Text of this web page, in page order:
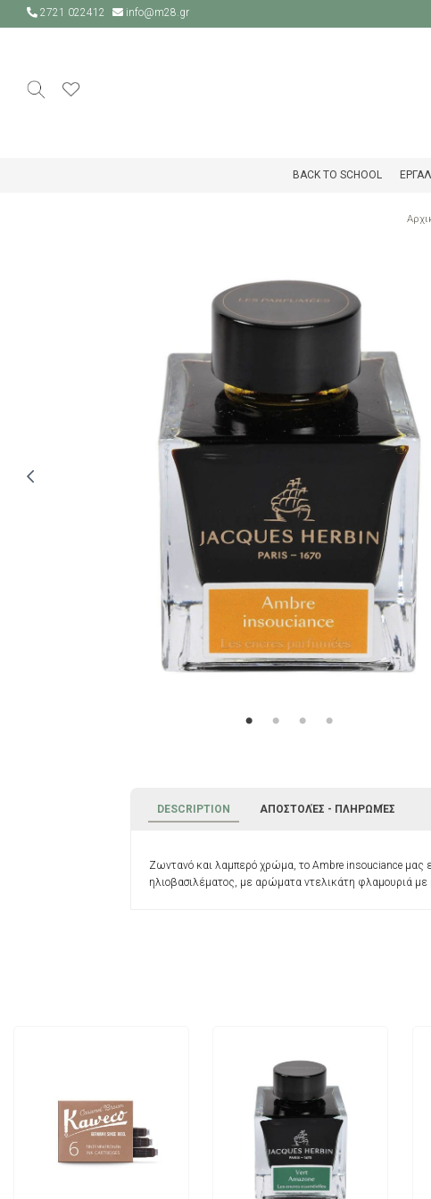
2721 022412 info@m28.gr
BACK TO SCHOOL
DESCRIPTION ΑΠΟΣΤΟΛΈΣ - ΠΛΗΡΩΜΈΣ
Ζωντανό και λαμπερό χρώμα, το Ambre insouciance μας
ηλιοβασιλέματος, με αρώματα ντελικάτη φλαμουριά με